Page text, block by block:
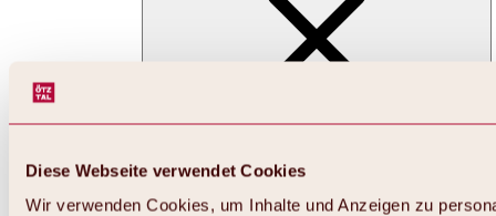
Diese Webseite verwendet Cookies
Wir verwenden Cookies, um Inhalte und Anzeigen zu